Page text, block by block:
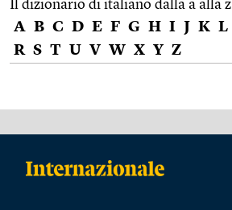
Il dizionario di italiano dalla a alla z
A B C D E F G H I J K L
R S T U V W X Y Z